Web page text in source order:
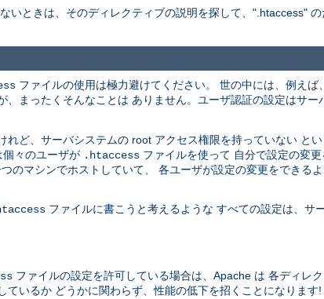
いときは、そのディレクティブの説明を探して、".htaccess"
ファイルの使用は極力避けてください。 世の中には、例えば
まったくそんなことは ありません。ユーザ認証の設定はサー
ど、サーバシステムの root アクセス権限を持っていない と
々のユーザが .htaccess ファイルを使って 自分で設定の変
のマシンでホストしていて、 各ユーザが設定の変更をできる
ファイルに書こうと考えるような すべての設定は、サ
ファイルの設定を許可している場合は、Apache は 各ディレ
いるか どうかに関わらず、性能の低下を招くことになります!